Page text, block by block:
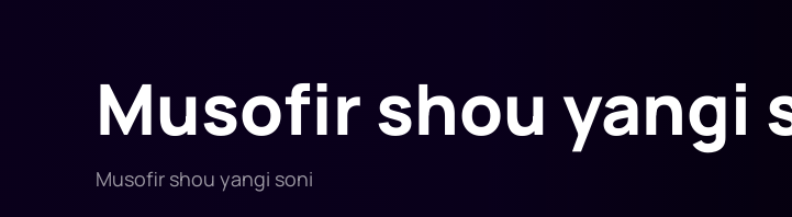
Musofir shou yangi
Musofir shou yangi soni